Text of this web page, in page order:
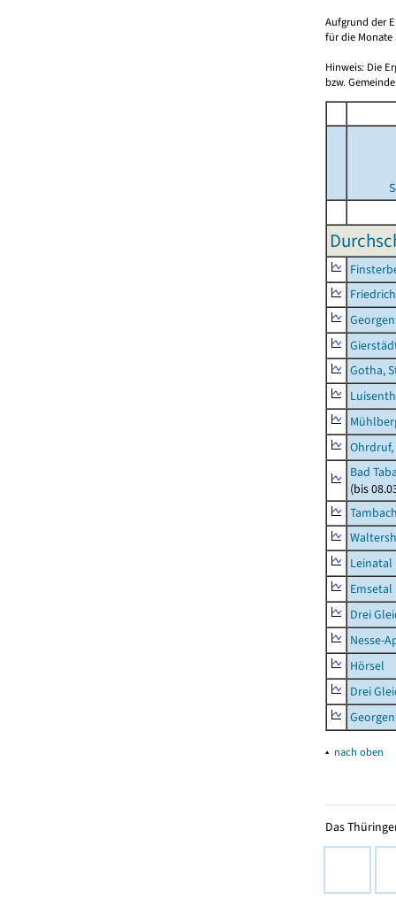
Aufgrund der
für die Monate
Hinweis: Die
bzw.
Gotha,
Bad
(bis
Leinatal
Emsetal
Drei
Nesse-
Hörsel
Drei
▴ nach oben
Das